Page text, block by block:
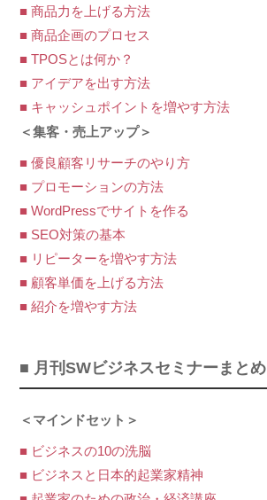
■ 商品力を上げる方法
■ 商品企画のプロセス
■ TPOSとは何か？
■ アイデアを出す方法
■ キャッシュポイントを増やす方法
＜集客・売上アップ＞
■ 優良顧客リサーチのやり方
■ プロモーションの方法
■ WordPressでサイトを作る
■ SEO対策の基本
■ リピーターを増やす方法
■ 顧客単価を上げる方法
■ 紹介を増やす方法
■ 月刊SWビジネスセミナーまとめ
＜マインドセット＞
■ ビジネスの10の洗脳
■ ビジネスと日本的起業家精神